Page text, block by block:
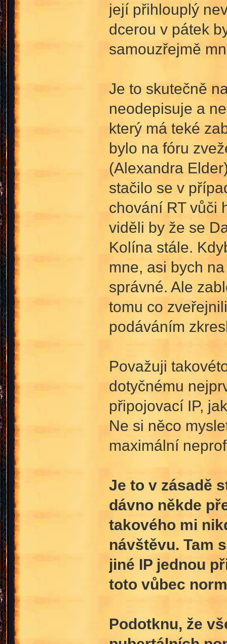
její přihlouplý
dcerou v pátek
samouzřejmě
Je to skutečně
neodepisuje a
který má teké
bylo na fóru
(Alexandra
stačilo se v
chování RT vůči
viděli by že se
Kolína stále.
mne, asi bych
správné. Ale
tomu co
podáváním
Považuji
dotyčnému
připojovací IP,
Ne si něco
maximální
Je to v zásadě
dávno někde
takového mi
návštěvu. Tam
jiné IP jednou
toto vůbec
Podotknu, že